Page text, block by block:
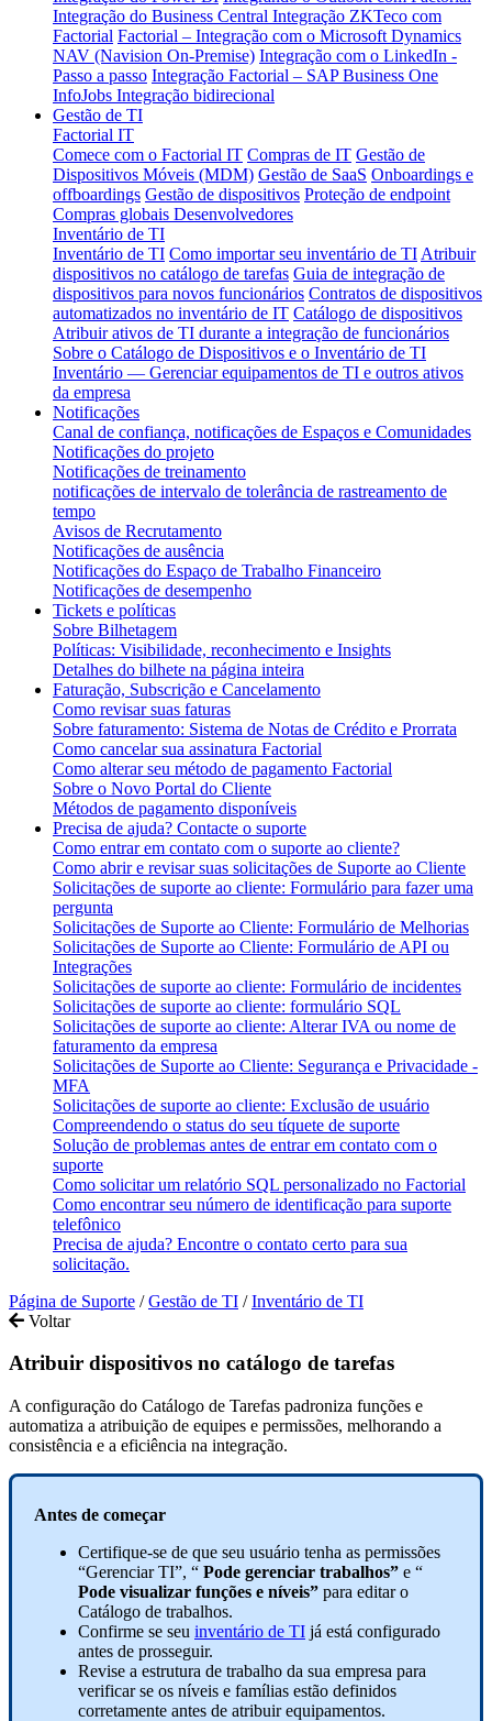
Integração do Business Central Integração ZKTeco com
Factorial Factorial – Integração com o Microsoft Dynamics
NAV (Navision On-Premise) Integração com o LinkedIn -
Passo a passo Integração Factorial – SAP Business One
InfoJobs Integração bidirecional
Gestão de TI
Factorial IT
Comece com o Factorial IT Compras de IT Gestão de
Dispositivos Móveis (MDM) Gestão de SaaS Onboardings e
offboardings Gestão de dispositivos Proteção de endpoint
Compras globais Desenvolvedores
Inventário de TI
Inventário de TI Como importar seu inventário de TI Atribuir
dispositivos no catálogo de tarefas Guia de integração de
dispositivos para novos funcionários Contratos de dispositivos
automatizados no inventário de IT Catálogo de dispositivos
Atribuir ativos de TI durante a integração de funcionários
Sobre o Catálogo de Dispositivos e o Inventário de TI
Inventário — Gerenciar equipamentos de TI e outros ativos
da empresa
Notificações
Canal de confiança, notificações de Espaços e Comunidades
Notificações do projeto
Notificações de treinamento
notificações de intervalo de tolerância de rastreamento de
tempo
Avisos de Recrutamento
Notificações de ausência
Notificações do Espaço de Trabalho Financeiro
Notificações de desempenho
Tickets e políticas
Sobre Bilhetagem
Políticas: Visibilidade, reconhecimento e Insights
Detalhes do bilhete na página inteira
Faturação, Subscrição e Cancelamento
Como revisar suas faturas
Sobre faturamento: Sistema de Notas de Crédito e Prorrata
Como cancelar sua assinatura Factorial
Como alterar seu método de pagamento Factorial
Sobre o Novo Portal do Cliente
Métodos de pagamento disponíveis
Precisa de ajuda? Contacte o suporte
Como entrar em contato com o suporte ao cliente?
Como abrir e revisar suas solicitações de Suporte ao Cliente
Solicitações de suporte ao cliente: Formulário para fazer uma
pergunta
Solicitações de Suporte ao Cliente: Formulário de Melhorias
Solicitações de Suporte ao Cliente: Formulário de API ou
Integrações
Solicitações de suporte ao cliente: Formulário de incidentes
Solicitações de suporte ao cliente: formulário SQL
Solicitações de suporte ao cliente: Alterar IVA ou nome de
faturamento da empresa
Solicitações de Suporte ao Cliente: Segurança e Privacidade -
MFA
Solicitações de suporte ao cliente: Exclusão de usuário
Compreendendo o status do seu tíquete de suporte
Solução de problemas antes de entrar em contato com o
suporte
Como solicitar um relatório SQL personalizado no Factorial
Como encontrar seu número de identificação para suporte
telefônico
Precisa de ajuda? Encontre o contato certo para sua
solicitação.
Página de Suporte / Gestão de TI / Inventário de TI
Voltar
Atribuir dispositivos no catálogo de tarefas
A configuração do Catálogo de Tarefas padroniza funções e
automatiza a atribuição de equipes e permissões, melhorando a
consistência e a eficiência na integração.
Antes de começar
Certifique-se de que seu usuário tenha as permissões
“Gerenciar TI”, “ Pode gerenciar trabalhos” e “
Pode visualizar funções e níveis” para editar o
Catálogo de trabalhos.
Confirme se seu inventário de TI já está configurado
antes de prosseguir.
Revise a estrutura de trabalho da sua empresa para
verificar se os níveis e famílias estão definidos
corretamente antes de atribuir equipamentos.